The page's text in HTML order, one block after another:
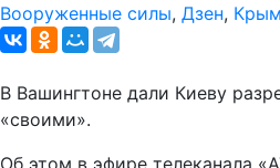
Вооруженные силы, Дзен, Крым
В Вашингтоне дали Киеву
«своими».
Об этом в эфире телеканала